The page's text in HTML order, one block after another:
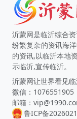
沂蒙网是临沂综合
纷繁复杂的资讯海
的资讯,以临沂本地
示临沂,宣传临沂。
沂蒙网让世界看见
微信：1076551905
邮箱：
鲁ICP备